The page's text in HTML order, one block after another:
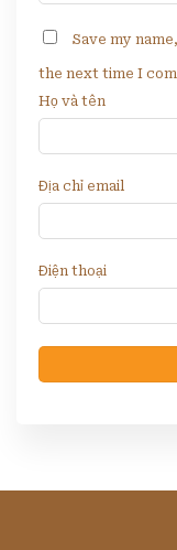
Save my
the next time I
Họ và tên
Địa chỉ email
Điện thoại